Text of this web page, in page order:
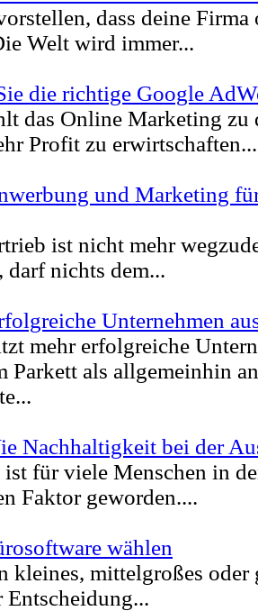
dass deine Firma
Welt wird immer...
die richtige Google
das Online Marketing zu
Profit zu
und Marketing
ist nicht mehr
nichts dem...
Unternehmen
mehr erfolgreiche
Parkett als allgemeinhin
Nachhaltigkeit bei der
für viele Menschen in
Faktor geworden....
wählen
kleines, mittelgroßes oder